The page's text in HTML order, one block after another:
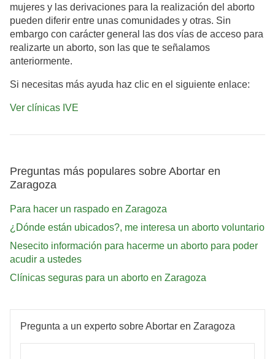
mujeres y las derivaciones para la realización del aborto
pueden diferir entre unas comunidades y otras. Sin
embargo con carácter general las dos vías de acceso para
realizarte un aborto, son las que te señalamos
anteriormente.
Si necesitas más ayuda haz clic en el siguiente enlace:
Ver clínicas IVE
Preguntas más populares sobre Abortar en
Zaragoza
Para hacer un raspado en Zaragoza
¿Dónde están ubicados?, me interesa un aborto voluntario
Nesecito información para hacerme un aborto para poder
acudir a ustedes
Clínicas seguras para un aborto en Zaragoza
Pregunta a un experto sobre Abortar en Zaragoza